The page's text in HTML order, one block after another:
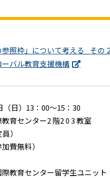
参照枠」について考える_ その
バル教育支援機構
日）13：00～15：30
センター2 階2 0 3 教室
）
参加費無料）
際教育センター留学生ユニッ